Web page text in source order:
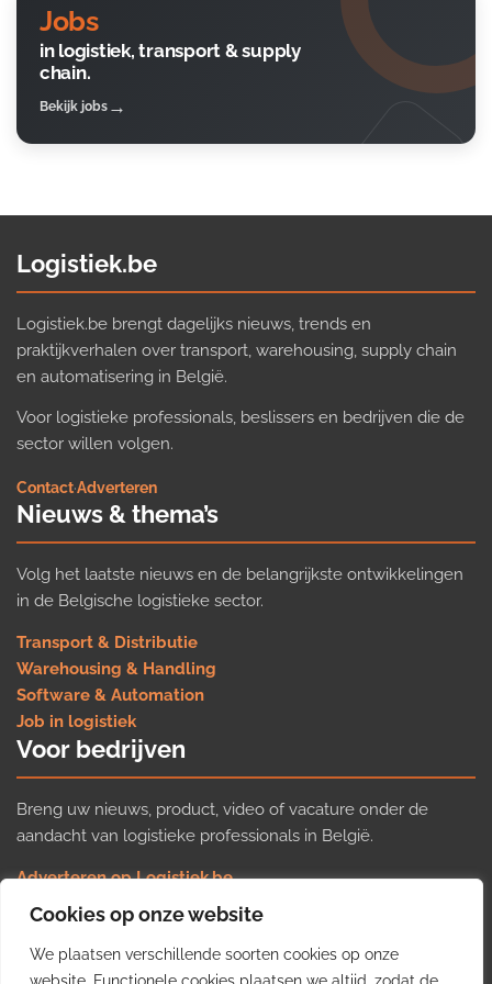
Cookies op onze website
We plaatsen verschillende soorten cookies op onze
Jobs
in logistiek, transport & supply
chain.
Bekijk jobs
Logistiek.be
Logistiek.be brengt dagelijks nieuws, trends en
praktijkverhalen over transport, warehousing, supply chain
en automatisering in België.
Voor logistieke professionals, beslissers en bedrijven die de
sector willen volgen.
Contact·Adverteren
Nieuws & thema’s
Volg het laatste nieuws en de belangrijkste ontwikkelingen
in de Belgische logistieke sector.
Transport & Distributie
Warehousing & Handling
Software & Automation
Job in logistiek
Voor bedrijven
Breng uw nieuws, product, video of vacature onder de
aandacht van logistieke professionals in België.
Adverteren op Logistiek.be
Nieuws insturen
Uw video op Logistiek.TV
Job plaatsen